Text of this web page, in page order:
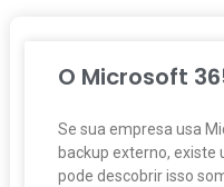
O Microsoft
Se sua empresa usa
backup externo, existe
pode descobrir isso